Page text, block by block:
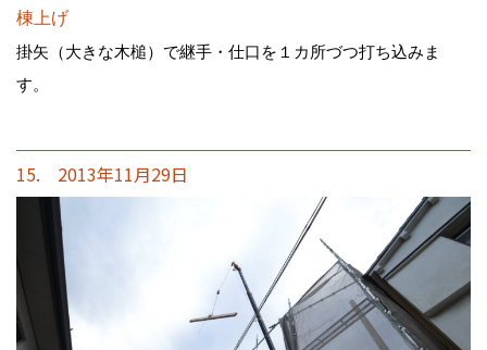
棟上げ
掛矢（大きな木槌）で継手・仕口を１カ所づつ打ち込みま
す。
15. 2013年11月29日